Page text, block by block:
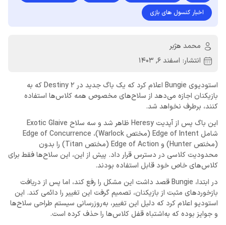
اخبار کنسول های بازی
محمد هژبر
انتشار: اسفند 6, 1403
استودیوی Bungie اعلام کرد که یک باگ جدید در Destiny 2 که به
بازیکنان اجازه می‌دهد از سلاح‌های مخصوص همه کلاس‌ها استفاده
کنند، برطرف نخواهد شد.
این باگ پس از آپدیت Heresy ظاهر شد و سه سلاح Exotic Glaive
شامل Edge of Intent (مختص Warlock)، Edge of Concurrence
(مختص Hunter) و Edge of Action (مختص Titan) را بدون
محدودیت کلاسی در دسترس قرار داد. پیش از این، این سلاح‌ها فقط برای
کلاس‌های خاص خود قابل استفاده بودند.
در ابتدا، Bungie قصد داشت این مشکل را رفع کند، اما پس از دریافت
بازخوردهای مثبت از بازیکنان، تصمیم گرفت این تغییر را دائمی کند. این
استودیو اعلام کرد که دلیل این تغییر، به‌روزرسانی سیستم طراحی سلاح‌ها
و جوایز بوده که به‌اشتباه قفل کلاس‌ها را حذف کرده است.